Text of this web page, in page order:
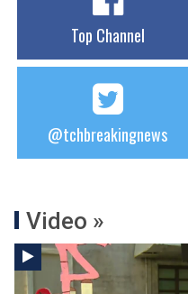
Top Channel
@tchbreakingnews
Video »